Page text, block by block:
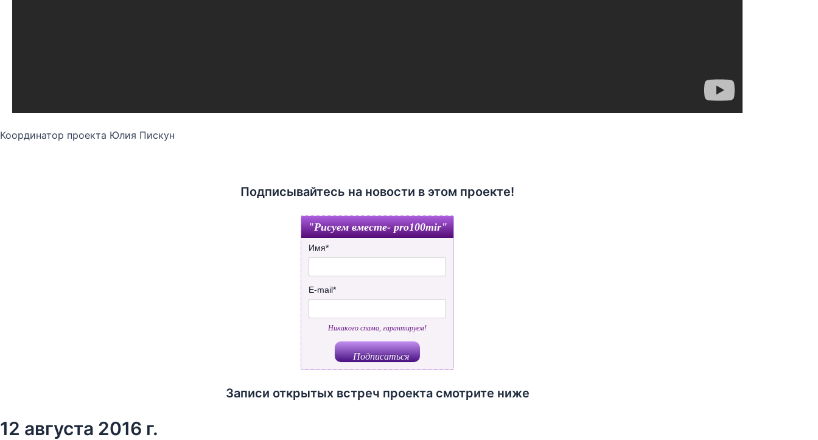
Координатор проекта Юлия Пискун
Подписывайтесь на новости в этом проекте!
"Рисуем вместе- pro100mir"
Имя*
E-mail*
Никакого спама, гарантируем!
Записи открытых встреч проекта смотрите ниже
12 августа 2016 г.